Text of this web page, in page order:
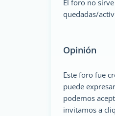
El foro no
quedadas/
Opinión
Este foro fue
puede
podemos
invitamos a